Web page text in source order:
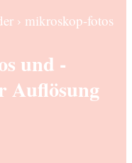
› mikroskop-fotos
und -
Auflösung